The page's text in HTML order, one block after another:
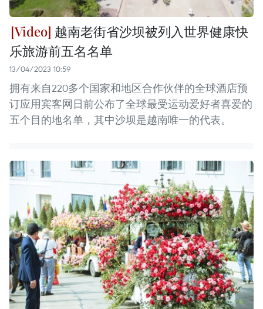
越南老街省沙坝被列入世界健康快
乐旅游前五名名单
13/04/2023 10:59
拥有来自220多个国家和地区合作伙伴的全球酒店预
订应用宾客网日前公布了全球最受运动爱好者喜爱的
五个目的地名单，其中沙坝是越南唯一的代表。